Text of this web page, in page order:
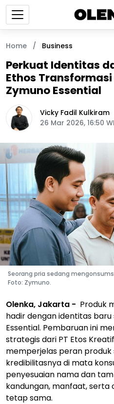
Home / Business
Perkuat Identitas
Ethos
Zymuno Essential
Vicky Fadil Kulkiram
26 Mar 2026, 16:50
Seorang pria sedang
Foto: Zymuno.
Olenka, Jakarta - Produk
hadir dengan identitas baru
Essential. Pembaruan ini
strategis dari PT Etos
memperjelas peran
kredibilitasnya di mata
penyesuaian nama dan
kandungan, manfaat, serta
tetap sama.